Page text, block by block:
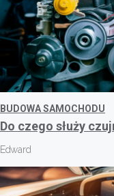
BUDOWA SAMOCHODU
Do czego służy
Edward